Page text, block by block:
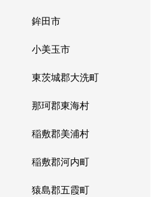
鉾田市
小美玉市
東茨城郡大洗町
那珂郡東海村
稲敷郡美浦村
稲敷郡河内町
猿島郡五霞町